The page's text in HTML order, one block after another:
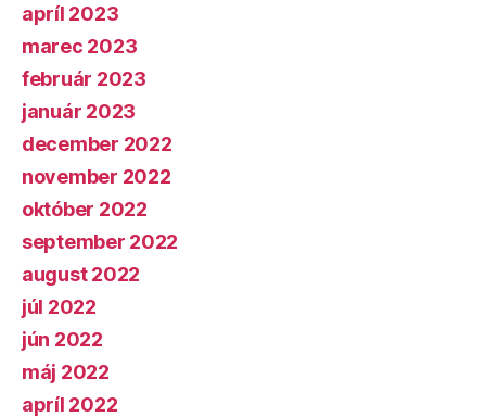
apríl 2023
marec 2023
február 2023
január 2023
december 2022
november 2022
október 2022
september 2022
august 2022
júl 2022
jún 2022
máj 2022
apríl 2022